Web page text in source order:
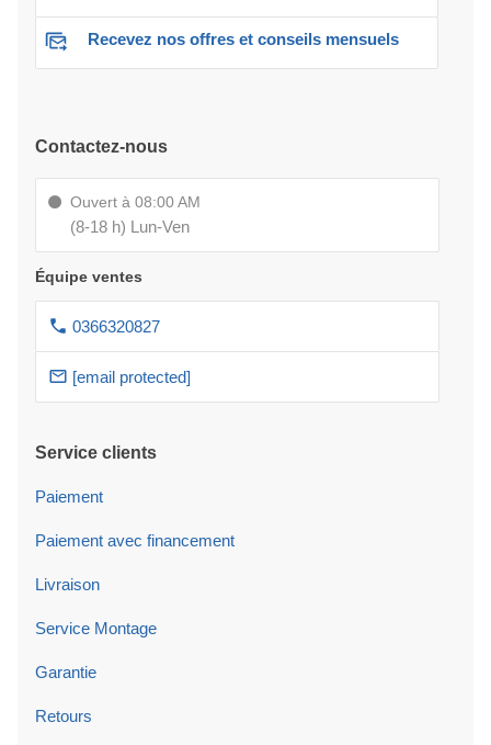
Recevez nos offres et conseils mensuels
Contactez-nous
Ouvert à 08:00 AM
(8-18 h) Lun-Ven
Équipe ventes
0366320827
[email protected]
Service clients
Paiement
Paiement avec financement
Livraison
Service Montage
Garantie
Retours